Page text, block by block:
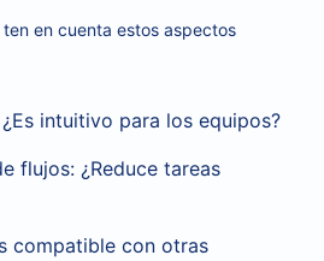
en cuenta estos aspectos
intuitivo para los equipos?
flujos: ¿Reduce tareas
compatible con otras